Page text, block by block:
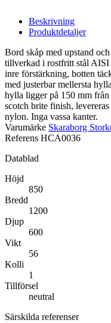
Beskrivning
Produktdetaljer
Bord skåp med upstand
tillverkad i rostfritt stål
inre förstärkning, botten
med justerbar mellersta
hylla ligger på 150 mm
scotch brite finish,
nylon. Inga vassa kanter.
Varumärke Skaraborg
Referens HCA0036
Datablad
Höjd
850
Bredd
1200
Djup
600
Vikt
56
Kolli
1
Tillförsel
neutral
Särskilda referenser